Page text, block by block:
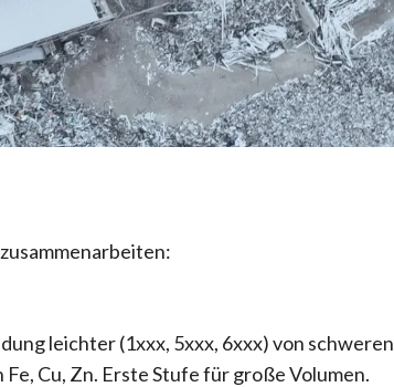
leichter (1xxx, 5xxx, 6xxx) von schweren
Cu, Zn. Erste Stufe für große Volumen.